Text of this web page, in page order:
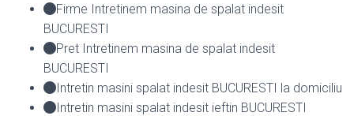
Firme Intretinem masina de spalat indesit
BUCURESTI
Pret Intretinem masina de spalat indesit
BUCURESTI
Intretin masini spalat indesit BUCURESTI la domiciliu
Intretin masini spalat indesit ieftin BUCURESTI